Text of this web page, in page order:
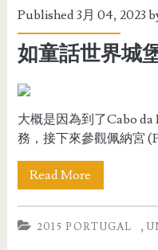
Published 3月 04, 2023
如童話世界城
大概是因為到了Cabo
務，接下來參觀佩納宮
Read More
2015 PORTUGAL ,